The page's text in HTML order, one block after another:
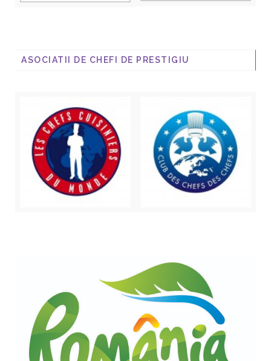
ASOCIATII DE CHEFI DE PRESTIGIU